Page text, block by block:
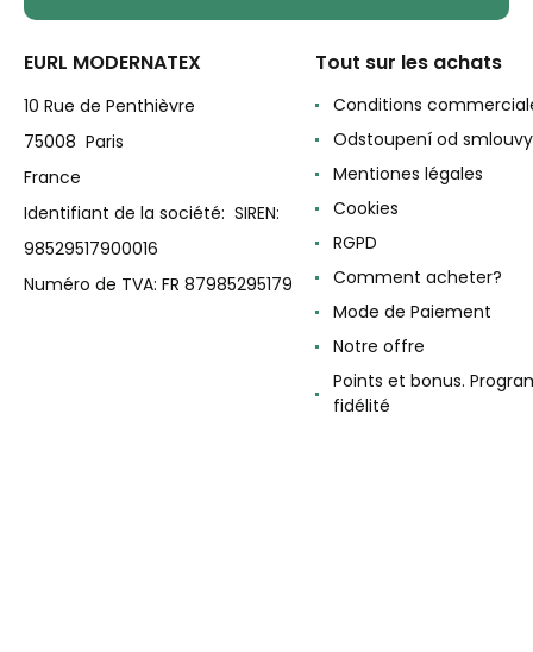
EURL MODERNATEX
10 Rue de Penthièvre
75008 Paris
France
Identifiant de la société: SIREN:
98529517900016
Numéro de TVA: FR 87985295179
Tout sur les achats
Conditions
Odstoupení od smlouvy
Mentiones légales
Cookies
RGPD
Comment acheter?
Mode de Paiement
Notre offre
Points et bonus.
fidélité